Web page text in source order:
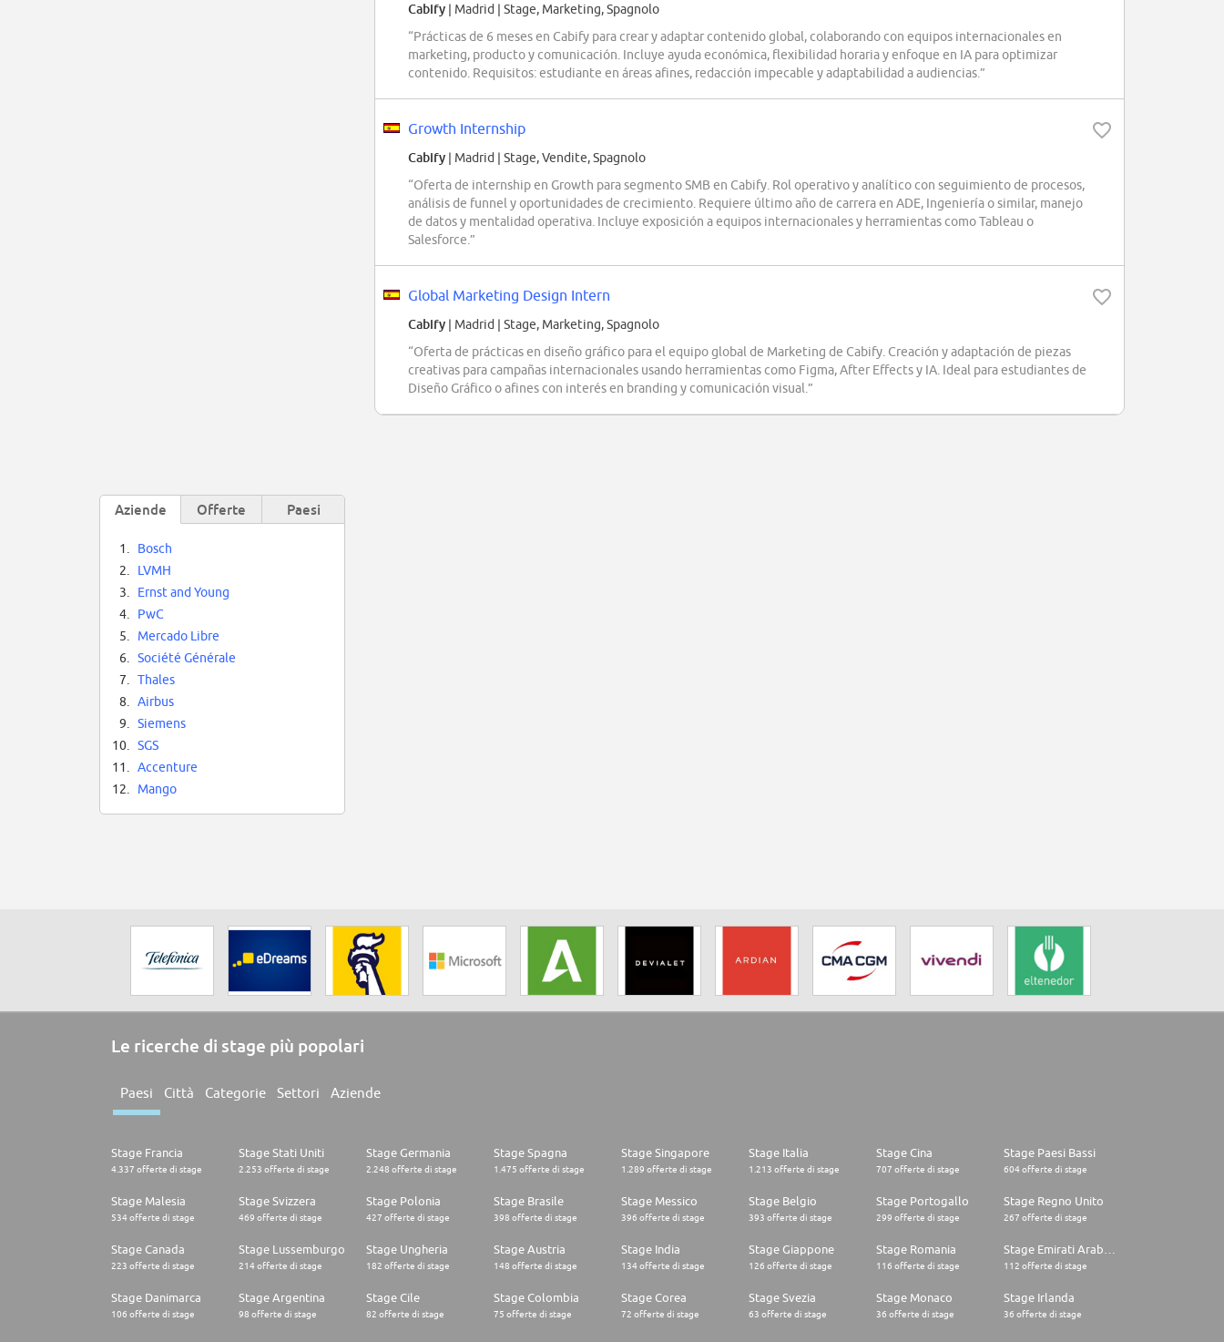
Cabify | Madrid | Stage, Marketing, Spagnolo
“Prácticas de 6 meses en Cabify para crear y adaptar contenido global, colaborando con equipos internacionales en
marketing, producto y comunicación. Incluye ayuda económica, flexibilidad horaria y enfoque en IA para optimizar
contenido. Requisitos: estudiante en áreas afines, redacción impecable y adaptabilidad a audiencias.”
Growth Internship
Cabify | Madrid | Stage, Vendite, Spagnolo
“Oferta de internship en Growth para segmento SMB en Cabify. Rol operativo y analítico con seguimiento de procesos,
análisis de funnel y oportunidades de crecimiento. Requiere último año de carrera en ADE, Ingeniería o similar, manejo
de datos y mentalidad operativa. Incluye exposición a equipos internacionales y herramientas como Tableau o
Salesforce.”
Global Marketing Design Intern
Cabify | Madrid | Stage, Marketing, Spagnolo
“Oferta de prácticas en diseño gráfico para el equipo global de Marketing de Cabify. Creación y adaptación de piezas
creativas para campañas internacionales usando herramientas como Figma, After Effects y IA. Ideal para estudiantes de
Diseño Gráfico o afines con interés en branding y comunicación visual.”
Aziende Offerte Paesi
1.
Bosch
2.
LVMH
3.
Ernst and Young
4.
PwC
5.
Mercado Libre
6.
Société Générale
7.
Thales
8.
Airbus
9.
Siemens
10.
SGS
11.
Accenture
12.
Mango
Le ricerche di stage più popolari
Paesi Città Categorie Settori Aziende
Stage Francia
4.337 offerte di stage
Stage Stati Uniti
2.253 offerte di stage
Stage Germania
2.248 offerte di stage
Stage Spagna
1.475 offerte di stage
Stage Singapore
1.289 offerte di stage
Stage Italia
1.213 offerte di stage
Stage Cina
707 offerte di stage
Stage Paesi Bassi
604 offerte di stage
Stage Malesia
534 offerte di stage
Stage Svizzera
469 offerte di stage
Stage Polonia
427 offerte di stage
Stage Brasile
398 offerte di stage
Stage Messico
396 offerte di stage
Stage Belgio
393 offerte di stage
Stage Portogallo
299 offerte di stage
Stage Regno Unito
267 offerte di stage
Stage Canada
223 offerte di stage
Stage Lussemburgo
214 offerte di stage
Stage Ungheria
182 offerte di stage
Stage Austria
148 offerte di stage
Stage India
134 offerte di stage
Stage Giappone
126 offerte di stage
Stage Romania
116 offerte di stage 112 offerte di stage
Stage Danimarca
106 offerte di stage
Stage Argentina
98 offerte di stage
Stage Cile
82 offerte di stage
Stage Colombia
75 offerte di stage
Stage Corea
72 offerte di stage
Stage Svezia
63 offerte di stage
Stage Monaco
36 offerte di stage
Stage Irlanda
36 offerte di stage